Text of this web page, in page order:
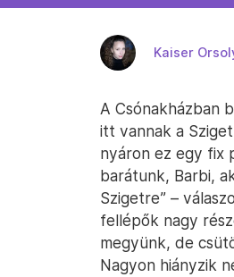
Kaiser
A Csónakházban
itt vannak a
nyáron ez egy fix
barátunk, Barbi,
Szigetre” –
fellépők nagy
megyünk, de
Nagyon hiányzik